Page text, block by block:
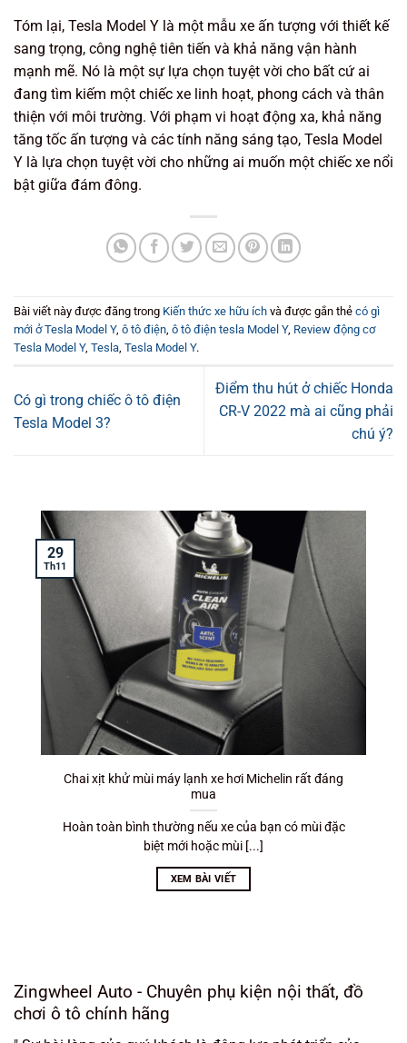
Tóm lại, Tesla Model Y là một mẫu xe ấn tượng với thiết kế
sang trọng, công nghệ tiên tiến và khả năng vận hành
mạnh mẽ. Nó là một sự lựa chọn tuyệt vời cho bất cứ ai
đang tìm kiếm một chiếc xe linh hoạt, phong cách và thân
thiện với môi trường. Với phạm vi hoạt động xa, khả năng
tăng tốc ấn tượng và các tính năng sáng tạo, Tesla Model
Y là lựa chọn tuyệt vời cho những ai muốn một chiếc xe nổi
bật giữa đám đông.
Bài viết này được đăng trong Kiến thức xe hữu ích và được gắn thẻ có gì
mới ở Tesla Model Y, ô tô điện, ô tô điện tesla Model Y, Review động cơ
Tesla Model Y, Tesla, Tesla Model Y.
Có gì trong chiếc ô tô điện
Tesla Model 3?
Điểm thu hút ở chiếc Honda
CR-V 2022 mà ai cũng phải
chú ý?
Chai xịt khử mùi máy lạnh xe hơi Michelin rất đáng
mua
Hoàn toàn bình thường nếu xe của bạn có mùi đặc
biệt mới hoặc mùi [...]
XEM BÀI VIẾT
29
Th11
Zingwheel Auto - Chuyên phụ kiện nội thất, đồ
chơi ô tô chính hãng